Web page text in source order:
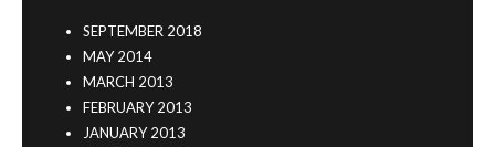
SEPTEMBER 2018
MAY 2014
MARCH 2013
FEBRUARY 2013
JANUARY 2013